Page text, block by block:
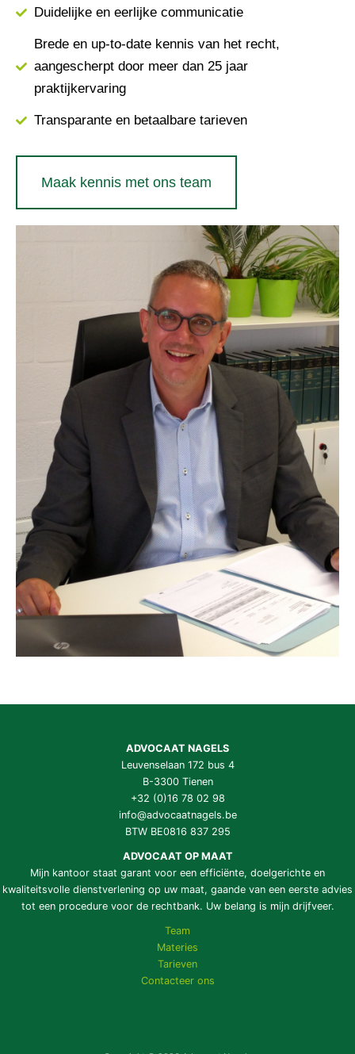
Duidelijke en eerlijke communicatie
Brede en up-to-date kennis van het recht,
aangescherpt door meer dan 25 jaar
praktijkervaring
Transparante en betaalbare tarieven
Maak kennis met ons team
ADVOCAAT NAGELS
Leuvenselaan 172 bus 4
B-3300 Tienen
+32 (0)16 78 02 98
info@advocaatnagels.be
BTW BE0816 837 295
ADVOCAAT OP MAAT
Mijn kantoor staat garant voor een efficiënte, doelgerichte en
kwaliteitsvolle dienstverlening op uw maat, gaande van een eerste advies
tot een procedure voor de rechtbank. Uw belang is mijn drijfveer.
Team
Materies
Tarieven
Contacteer ons